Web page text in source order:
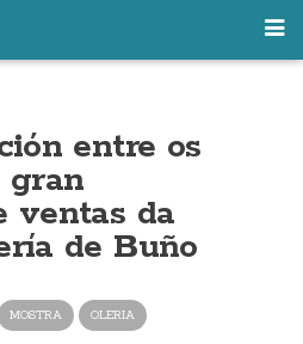
entre os
gran
ventas da
de Buño
MOSTRA OLERIA